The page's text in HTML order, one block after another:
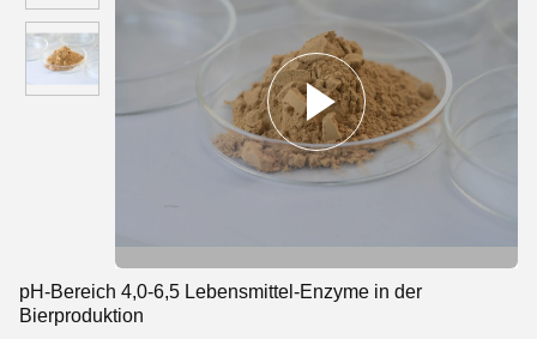
pH-Bereich 4,0-6,5 Lebensmittel-Enzyme in der
Bierproduktion